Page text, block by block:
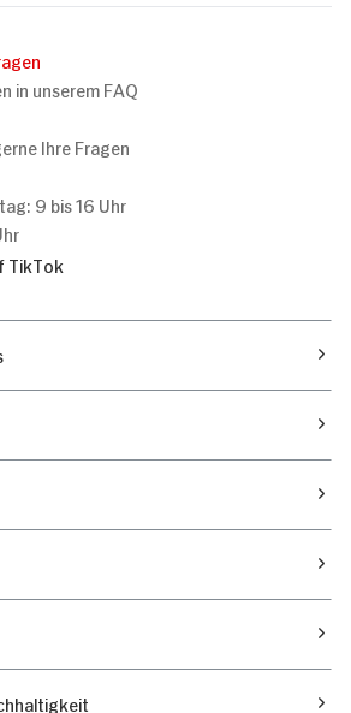
in unserem FAQ
Ihre Fragen
9 bis 16 Uhr
TikTok